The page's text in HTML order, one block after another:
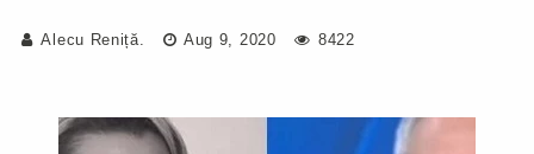
Alecu Reniță. Aug 9, 2020 8422